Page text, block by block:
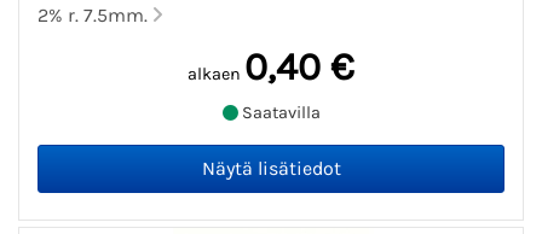
2% r. 7.5mm.
alkaen 0,40 €
Saatavilla